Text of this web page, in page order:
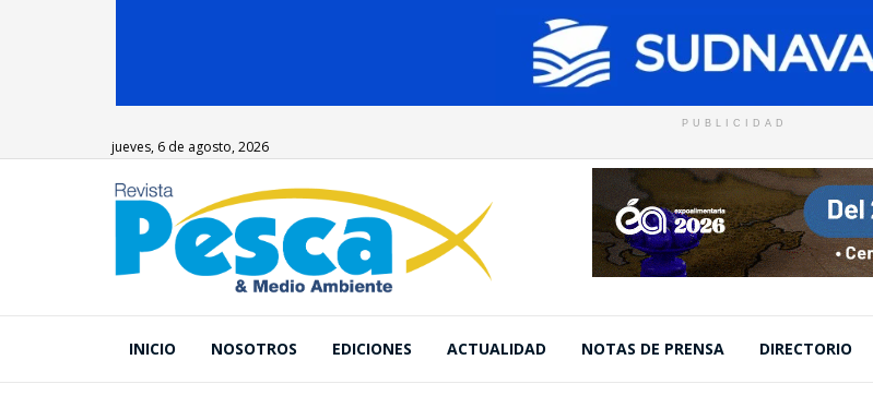
PUBLICIDAD
jueves, 6 de agosto, 2026
INICIO NOSOTROS EDICIONES ACTUALIDAD NOTAS DE PRENSA DIRECTORIO